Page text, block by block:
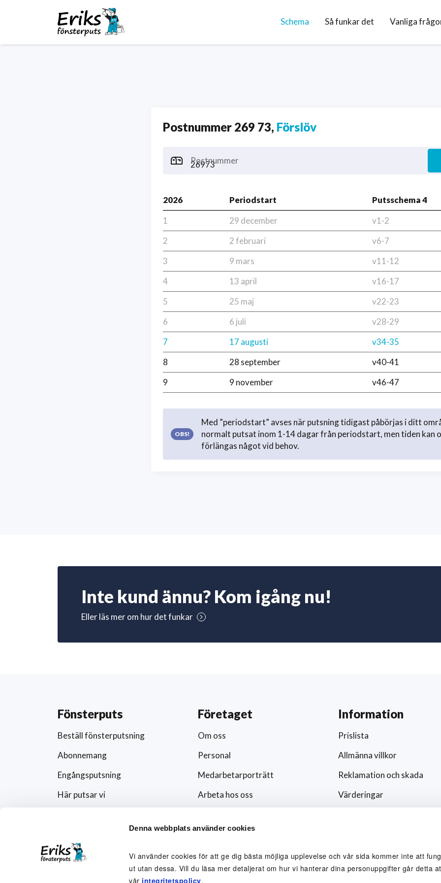
Denna webbplats använder cookies
Vi använder cookies för att ge dig bästa möjliga upplevelse och vår sida kommer inte att
ut utan dessa. Vill du läsa mer detaljerat om hur vi hanterar dina personuppgifter går detta
vår integritetspolicy.
Schema Så funkar det Vanliga
Postnummer 269 73, Förslöv
Postnummer
2026 Periodstart
Putsschema 4
1
29 december
v1-2
2
2 februari
v6-7
3
9 mars
v11-12
4
13 april
v16-17
5
25 maj
v22-23
6
6 juli
v28-29
7
17 augusti
v34-35
8
28 september
v40-41
9
9 november v46-47
Med ”periodstart” avses när putsning tidigast påbörjas i ditt
normalt putsat inom 1-14 dagar från periodstart, men tiden kan
förlängas något vid behov.
Inte kund ännu? Kom igång nu!
Eller läs mer om hur det funkar
Fönsterputs
Beställ fönsterputsning
Abonnemang
Engångsputsning
Här putsar vi
Förändra abonnemanget
Rutavdrag och fönsterputs
Företaget
Om oss
Personal
Medarbetarporträtt
Arbeta hos oss
Press/media
Föreningsfokus
Visselblåsare
Information
Prislista
Allmänna villkor
Reklamation och skada
Värderingar
Cookies